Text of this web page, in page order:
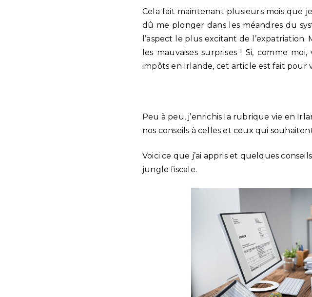
Cela fait maintenant plusieurs mois que
dû me plonger dans les méandres du
l’aspect le plus excitant de
les mauvaises surprises ! Si, comme
impôts en Irlande, cet article est fait pour
Peu à peu, j’enrichis la rubrique vie en
nos conseils à celles et ceux qui
Voici ce que j’ai appris et quelques
jungle fiscale.